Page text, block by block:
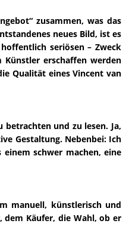
zusammen, was das
neues Bild, ist es
seriösen – Zweck
erschaffen werden
Qualität eines Vincent van
betrachten und zu lesen. Ja,
Gestaltung. Nebenbei: Ich
schwer machen, eine
manuell, künstlerisch und
Käufer, die Wahl, ob er